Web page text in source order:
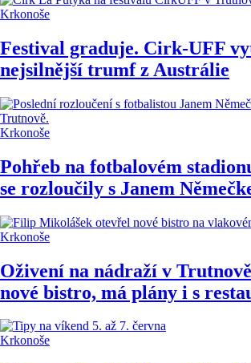
Krkonoše
Festival graduje. Cirk-UFF
nejsilnější trumf z Austrálie
Krkonoše
Pohřeb na fotbalovém
se rozloučily s Janem
Krkonoše
Oživení na nádraží v
nové bistro, má plány i s
Krkonoše